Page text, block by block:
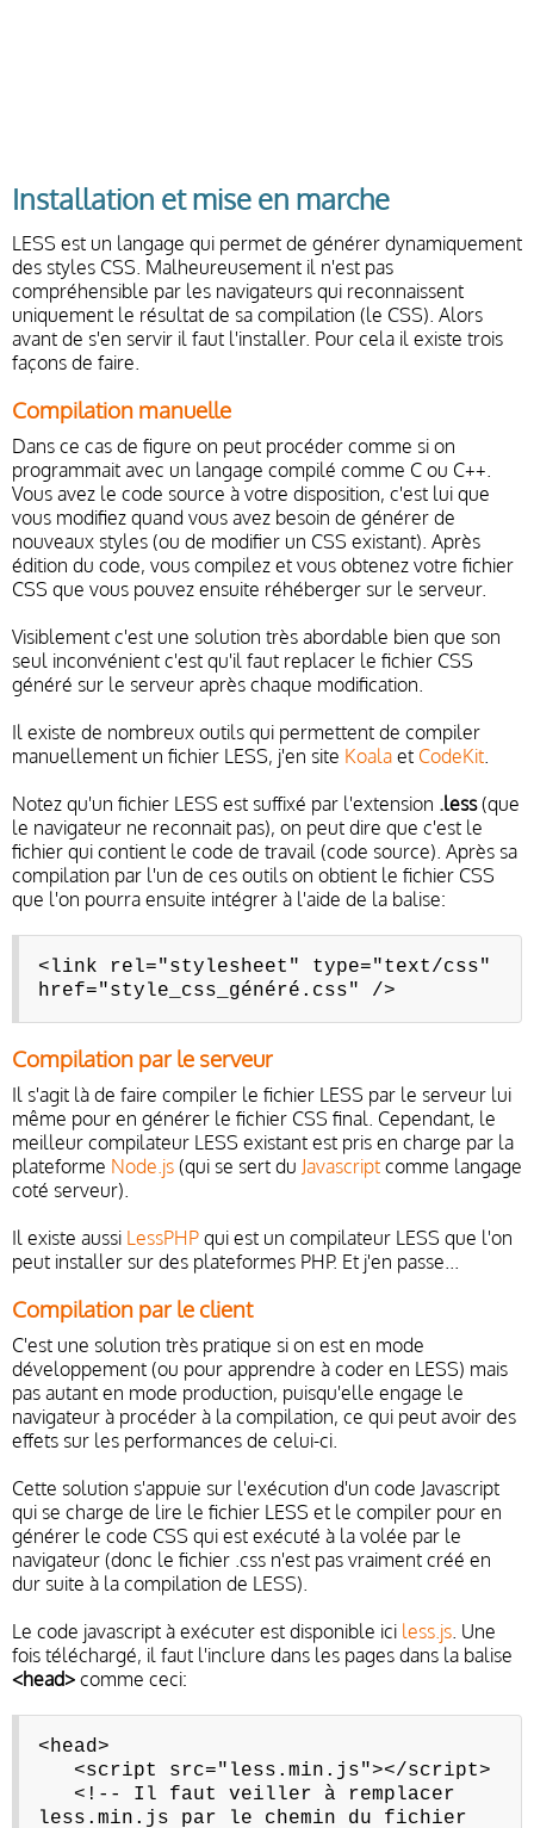
Installation et mise en marche
LESS est un langage qui permet de générer dynamiquement
des styles CSS. Malheureusement il n'est pas
compréhensible par les navigateurs qui reconnaissent
uniquement le résultat de sa compilation (le CSS). Alors
avant de s'en servir il faut l'installer. Pour cela il existe trois
façons de faire.
Compilation manuelle
Dans ce cas de figure on peut procéder comme si on
programmait avec un langage compilé comme C ou C++.
Vous avez le code source à votre disposition, c'est lui que
vous modifiez quand vous avez besoin de générer de
nouveaux styles (ou de modifier un CSS existant). Après
édition du code, vous compilez et vous obtenez votre fichier
CSS que vous pouvez ensuite réhéberger sur le serveur.
Visiblement c'est une solution très abordable bien que son
seul inconvénient c'est qu'il faut replacer le fichier CSS
généré sur le serveur après chaque modification.
Il existe de nombreux outils qui permettent de compiler
manuellement un fichier LESS, j'en site Koala et CodeKit.
Notez qu'un fichier LESS est suffixé par l'extension .less(que
le navigateur ne reconnait pas), on peut dire que c'est le
fichier qui contient le code de travail (code source). Après sa
compilation par l'un de ces outils on obtient le fichier CSS
que l'on pourra ensuite intégrer à l'aide de la balise:
<link rel="stylesheet" type="text/css"
href="style_css_généré.css" />
Compilation par le serveur
Il s'agit là de faire compiler le fichier LESS par le serveur lui
même pour en générer le fichier CSS final. Cependant, le
meilleur compilateur LESS existant est pris en charge par la
plateforme Node.js (qui se sert du Javascript comme langage
coté serveur).
Il existe aussi LessPHP qui est un compilateur LESS que l'on
peut installer sur des plateformes PHP. Et j'en passe...
Compilation par le client
C'est une solution très pratique si on est en mode
développement (ou pour apprendre à coder en LESS) mais
pas autant en mode production, puisqu'elle engage le
navigateur à procéder à la compilation, ce qui peut avoir des
effets sur les performances de celui-ci.
Cette solution s'appuie sur l'exécution d'un code Javascript
qui se charge de lire le fichier LESS et le compiler pour en
générer le code CSS qui est exécuté à la volée par le
navigateur (donc le fichier .css n'est pas vraiment créé en
dur suite à la compilation de LESS).
Le code javascript à exécuter est disponible ici less.js. Une
fois téléchargé, il faut l'inclure dans les pages dans la balise
<head> comme ceci:
<head>
<script src="less.min.js"></script>
<!-- Il faut veiller à remplacer
less.min.js par le chemin du fichier